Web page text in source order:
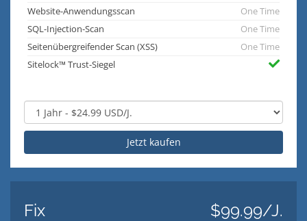
Website-Anwendungsscan
One Time
SQL-Injection-Scan
One Time
Seitenübergreifender Scan (XSS)
One Time
Sitelock™ Trust-Siegel
Jetzt kaufen
Fix $99.99/J.